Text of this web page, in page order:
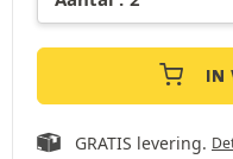
IN
GRATIS levering.